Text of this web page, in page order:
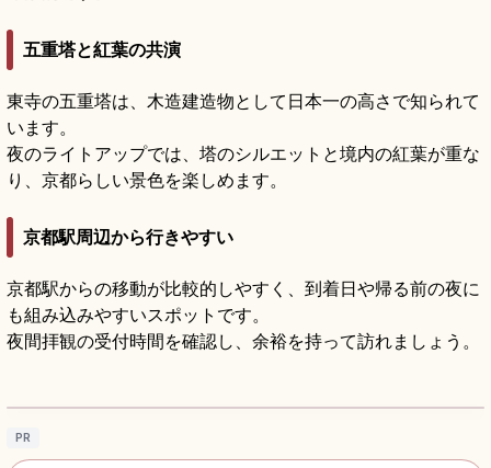
五重塔と紅葉の共演
東寺の五重塔は、木造建造物として日本一の高さで知られて
います。
夜のライトアップでは、塔のシルエットと境内の紅葉が重な
り、京都らしい景色を楽しめます。
京都駅周辺から行きやすい
京都駅からの移動が比較的しやすく、到着日や帰る前の夜に
も組み込みやすいスポットです。
夜間拝観の受付時間を確認し、余裕を持って訪れましょう。
東寺の見どころ｜五重塔・立体曼荼羅・弘法
PR